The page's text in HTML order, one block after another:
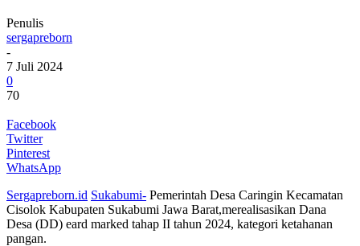
Penulis
sergapreborn
-
7 Juli 2024
0
70
Facebook
Twitter
Pinterest
WhatsApp
Sergapreborn.id Sukabumi- Pemerintah Desa Caringin Kecamatan
Cisolok Kabupaten Sukabumi Jawa Barat,merealisasikan Dana
Desa (DD) eard marked tahap II tahun 2024, kategori ketahanan
pangan.